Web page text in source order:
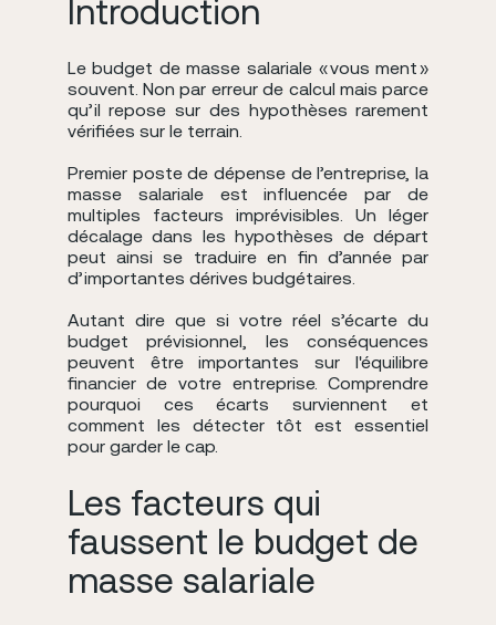
Introduction
Le budget de masse salariale « vous ment »
souvent. Non par erreur de calcul mais parce
qu’il repose sur des hypothèses rarement
vérifiées sur le terrain.
Premier poste de dépense de l’entreprise, la
masse salariale est influencée par de
multiples facteurs imprévisibles. Un léger
décalage dans les hypothèses de départ
peut ainsi se traduire en fin d’année par
d’importantes dérives budgétaires.
Autant dire que si votre réel s’écarte du
budget prévisionnel, les conséquences
peuvent être importantes sur l'équilibre
financier de votre entreprise. Comprendre
pourquoi ces écarts surviennent et
comment les détecter tôt est essentiel
pour garder le cap.
Les facteurs qui
faussent le budget de
masse salariale